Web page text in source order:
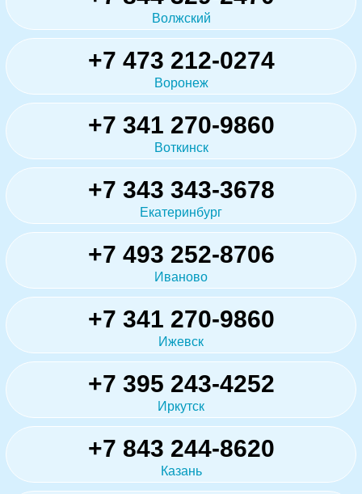
Волжский
+7 473 212-0274
Воронеж
+7 341 270-9860
Воткинск
+7 343 343-3678
Екатеринбург
+7 493 252-8706
Иваново
+7 341 270-9860
Ижевск
+7 395 243-4252
Иркутск
+7 843 244-8620
Казань